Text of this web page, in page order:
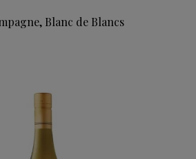
Blanc de Blancs